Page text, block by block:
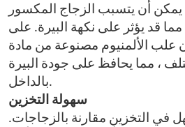
يمكن أن يتسبب الزجاج المكسور
قد يؤثر على نكهة البيرة. على
علب الألمنيوم مصنوعة من مادة
، مما يحافظ على جودة البيرة
بالداخل.
سهولة التخزين
في التخزين مقارنة بالزجاجات.